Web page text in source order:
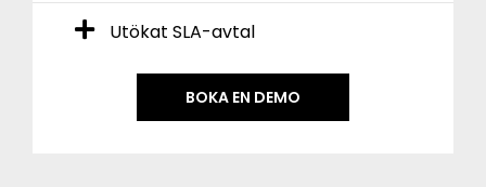
Utökat SLA-avtal
BOKA EN DEMO